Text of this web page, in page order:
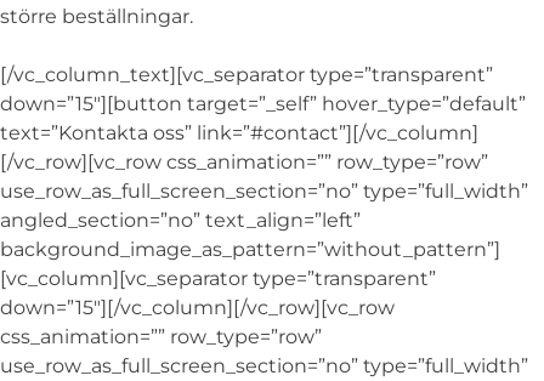
större beställningar.
[/vc_column_text][vc_separator type=”transparent”
down=”15″][button target=”_self” hover_type=”default”
text=”Kontakta oss” link=”#contact”][/vc_column]
[/vc_row][vc_row css_animation=”” row_type=”row”
use_row_as_full_screen_section=”no” type=”full_width”
angled_section=”no” text_align=”left”
background_image_as_pattern=”without_pattern”]
[vc_column][vc_separator type=”transparent”
down=”15″][/vc_column][/vc_row][vc_row
css_animation=”” row_type=”row”
use_row_as_full_screen_section=”no” type=”full_width”